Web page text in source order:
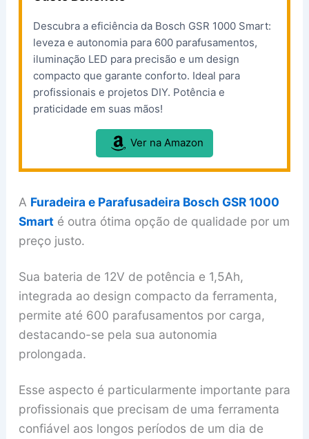
Descubra a eficiência da Bosch GSR 1000 Smart:
leveza e autonomia para 600 parafusamentos,
iluminação LED para precisão e um design
compacto que garante conforto. Ideal para
profissionais e projetos DIY. Potência e
praticidade em suas mãos!
Ver na Amazon
A Furadeira e Parafusadeira Bosch GSR 1000
Smart é outra ótima opção de qualidade por um
preço justo.
Sua bateria de 12V de potência e 1,5Ah,
integrada ao design compacto da ferramenta,
permite até 600 parafusamentos por carga,
destacando-se pela sua autonomia
prolongada.
Esse aspecto é particularmente importante para
profissionais que precisam de uma ferramenta
confiável aos longos períodos de um dia de